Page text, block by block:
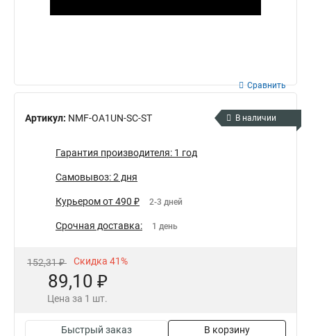
Артикул: NMF-OA1UN-SC-ST
Сравнить
В наличии
Гарантия производителя: 1 год
Самовывоз: 2 дня
Курьером от 490 ₽ 2-3 дней
Срочная доставка: 1 день
152,31 ₽ Скидка 41%
89,10 ₽
Цена за 1 шт.
Быстрый заказ В корзину